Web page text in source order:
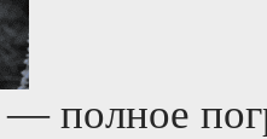
полное